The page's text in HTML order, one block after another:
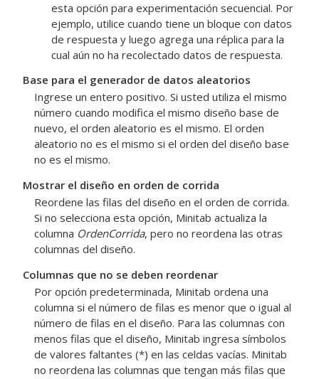
esta opción para experimentación secuencial. Por
ejemplo, utilice cuando tiene un bloque con datos
de respuesta y luego agrega una réplica para la
cual aún no ha recolectado datos de respuesta.
Base para el generador de datos aleatorios
Ingrese un entero positivo. Si usted utiliza el mismo
número cuando modifica el mismo diseño base de
nuevo, el orden aleatorio es el mismo. El orden
aleatorio no es el mismo si el orden del diseño base
no es el mismo.
Mostrar el diseño en orden de corrida
Reordene las filas del diseño en el orden de corrida.
Si no selecciona esta opción, Minitab actualiza la
columna OrdenCorrida, pero no reordena las otras
columnas del diseño.
Columnas que no se deben reordenar
Por opción predeterminada, Minitab ordena una
columna si el número de filas es menor que o igual al
número de filas en el diseño. Para las columnas con
menos filas que el diseño, Minitab ingresa símbolos
de valores faltantes (*) en las celdas vacías. Minitab
no reordena las columnas que tengan más filas que